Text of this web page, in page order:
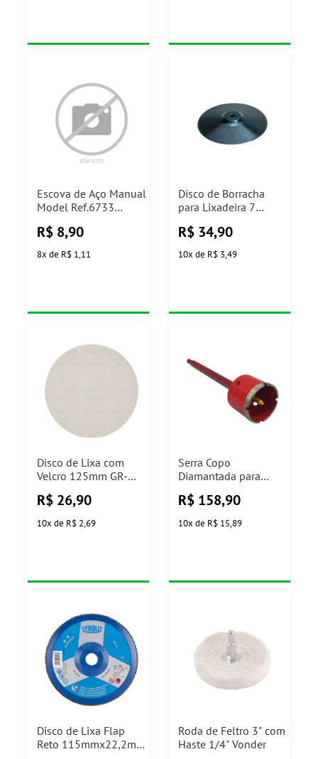
Escova de Aço Manual
Model Ref.6733
R$ 8,90
8x de R$ 1,11
Disco de Borracha
para Lixadeira 7
Carbografite
R$ 34,90
10x de R$ 3,49
Disco de Lixa com
Velcro 125mm GR-
R$ 26,90
10x de R$ 2,69
Serra Copo
Diamantada para
61426 Cortag
R$ 158,90
10x de R$ 15,89
Disco de Lixa Flap
Reto 115mmx22,2mm
Roda de Feltro 3" com
Haste 1/4" Vonder